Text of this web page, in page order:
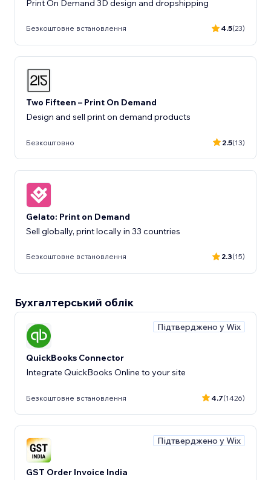
Print On Demand 3D design and dropshipping
Безкоштовне встановлення 4.5(23)
Two Fifteen – Print On Demand
Design and sell print on demand products
Безкоштовно 2.5(13)
Gelato: Print on Demand
Sell globally, print locally in 33 countries
Безкоштовне встановлення 2.3(15)
Бухгалтерський облік
Підтверджено у Wix
QuickBooks Connector
Integrate QuickBooks Online to your site
Безкоштовне встановлення 4.7(1426)
Підтверджено у Wix
GST Order Invoice India